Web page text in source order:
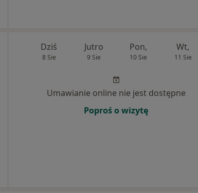
Dziś
8 Sie
Jutro
9 Sie
Pon,
10 Sie
Wt,
11 Sie
Umawianie online nie jest dostępne
Poproś o wizytę